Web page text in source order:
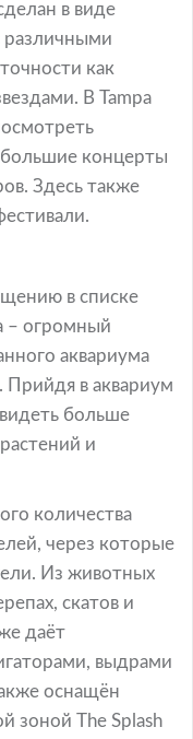
в виде
различными
как
В Tampa
концерты
Здесь также
в списке
– огромный
аквариума
Прийдя в аквариум
больше
и
количества
через которые
Из животных
скатов и
даёт
выдрами
оснащён
зоной The Splash